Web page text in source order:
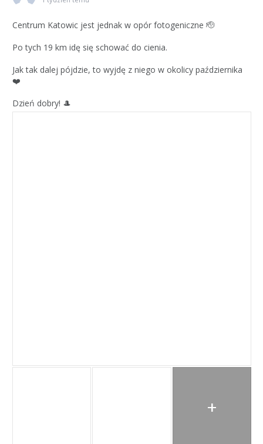
Centrum Katowic jest jednak w opór fotogeniczne 🫡
Po tych 19 km idę się schować do cienia.
Jak tak dalej pójdzie, to wyjdę z niego w okolicy października
❤️
Dzień dobry! 🎩
+